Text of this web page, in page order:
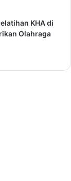
KHA di
Olahraga